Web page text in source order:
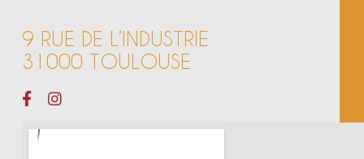
9 RUE DE L’INDUSTRIE
31000 TOULOUSE